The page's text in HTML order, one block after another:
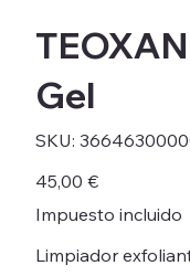
Gel
SKU: SKU
3664630000013
Precio
45,00 €
Impuesto incluido
Limpiador